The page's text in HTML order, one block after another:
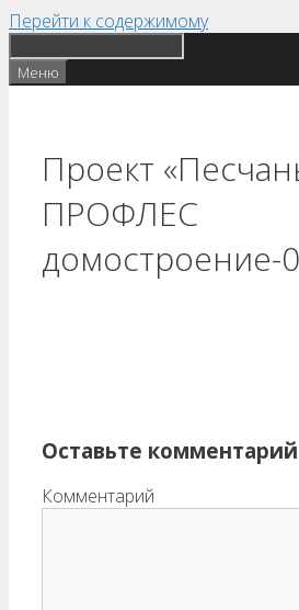
Перейти к содержимому
Меню
Проект
ПРОФЛЕС
домостроение-
Оставьте комментарий
Комментарий